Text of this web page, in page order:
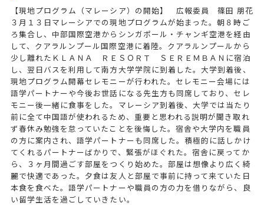
【現地プログラム（マレーシア）の開始】 広報委員 篠田 朋花
３月１３日マレーシアでの現地プログラムが始まった。朝８時ご
ろ集合し、中部国際空港からシンガポール・チャンギ空港を経由
して、クアラルンプール国際空港に着陸。クアラルンプールから
少し離れたＫＬＡＮＡ ＲＥＳＯＲＴ ＳＥＲＥＭＢＡＮに宿泊
し、翌日バスを利用して南方大学学院に到着した。大学到着後、
現地プログラム開幕セレモニーが行われた。セレモニー会場には
語学パートナーや今後お世話になる先生方も同席しており、セレ
モニー後一緒に食事をした。マレーシア到着後、大学では当たり
前に全て中国語が使われるため、重要と思われる説明が聞き取れ
ず春休み勉強を怠っていたことを後悔した。宿舎や大学内を職員
の方に案内され、語学パートナーも同席した。積極的に話しかけ
てくれるパートナーばかりで、緊張がほぐれた。宿舎に戻ってか
ら、３ヶ月間過ごす部屋をつくり始めた。部屋は想像より広く綺
麗で快適であった。夕食は友人と部屋で事前に持って来ていた日
本食を食べた。語学パートナーや職員の方の力を借りながら、良
い留学生活を過ごしていきたい。